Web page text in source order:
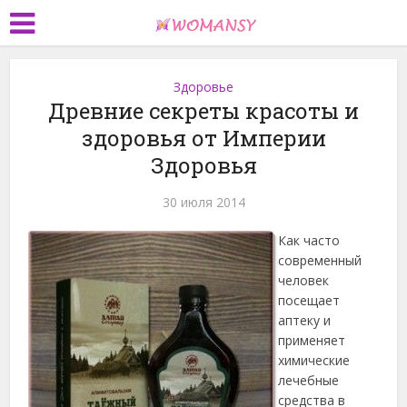
Здоровье
Древние секреты красоты и
здоровья от Империи
Здоровья
30 июля 2014
Как часто
современный
человек
посещает
аптеку и
применяет
химические
лечебные
средства в